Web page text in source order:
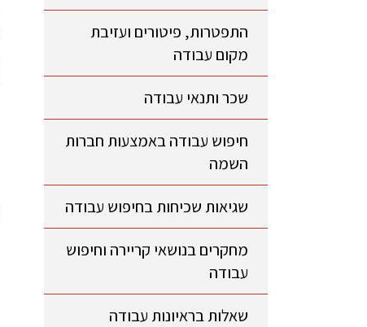
התפטרות, פיטורים ועזיבת
מקום עבודה
שכר ותנאי עבודה
חיפוש עבודה באמצעות חברות
השמה
שגיאות שכיחות בחיפוש עבודה
מחקרים בנושאי קריירה וחיפוש
עבודה
שאלות בראיונות עבודה